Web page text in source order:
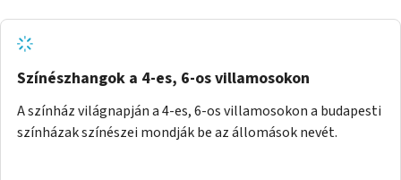
Színészhangok a 4-es, 6-os villamosokon
A színház világnapján a 4-es, 6-os villamosokon a budapesti
színházak színészei mondják be az állomások nevét.